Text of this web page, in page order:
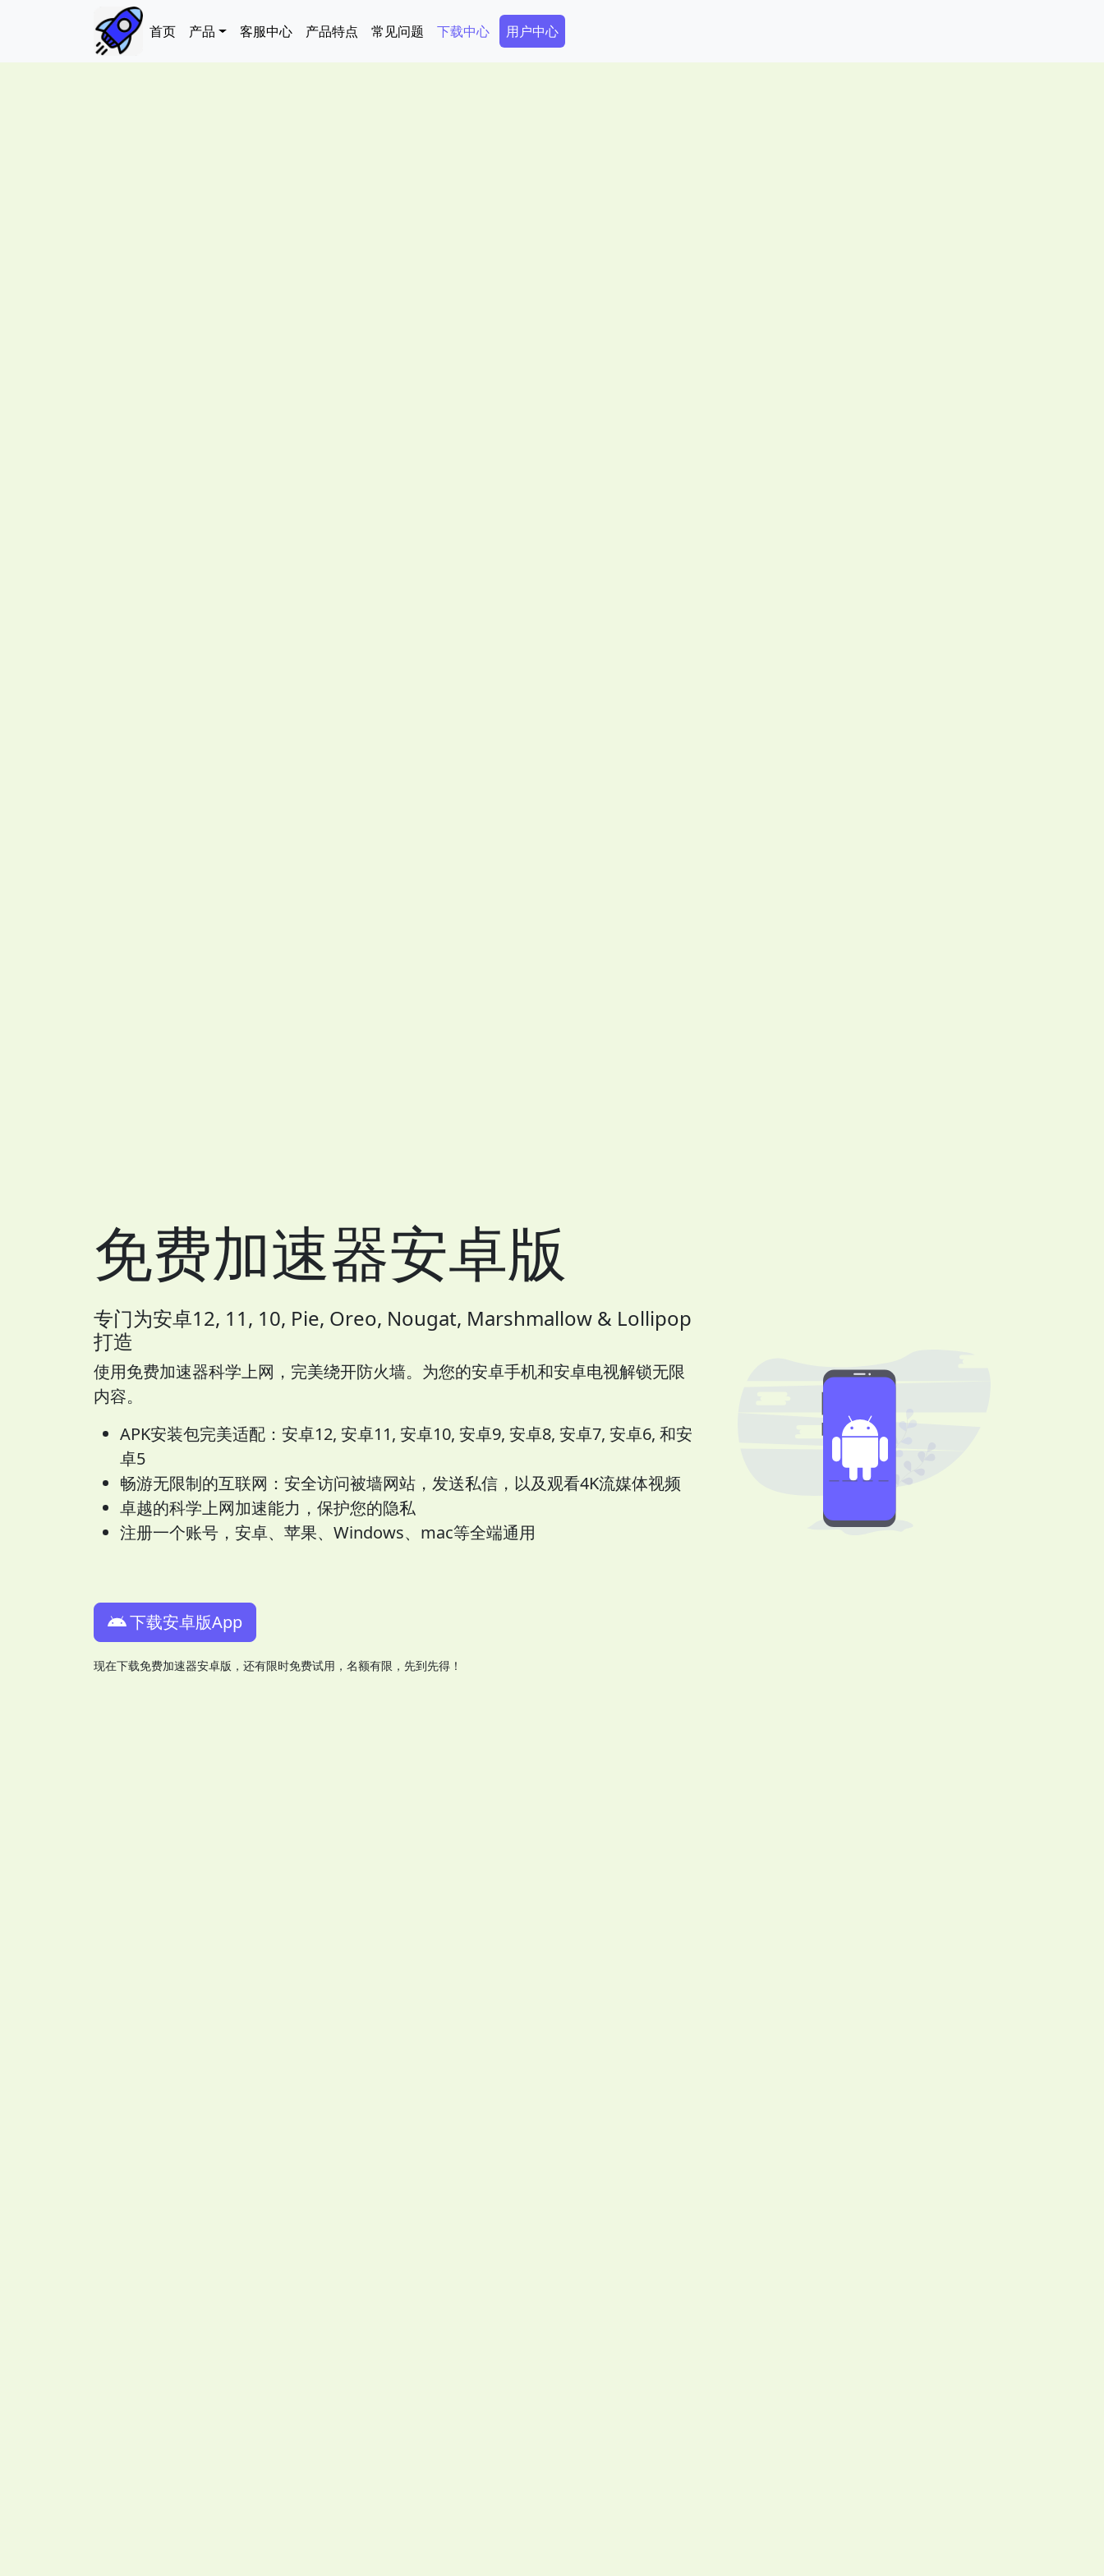
Main navigation
首页 产品 客服中心 产品特点 常见问题 下载中心 Secondary Menu
用户中心
免费加速器安卓版
专门为安卓12, 11, 10, Pie, Oreo, Nougat, Marshmallow & Lollipop
打造
使用免费加速器科学上网，完美绕开防火墙。为您的安卓手机和安卓电视解锁无限
内容。
APK安装包完美适配：安卓12, 安卓11, 安卓10, 安卓9, 安卓8, 安卓7, 安卓6, 和安
卓5
畅游无限制的互联网：安全访问被墙网站，发送私信，以及观看4K流媒体视频
卓越的科学上网加速能力，保护您的隐私
注册一个账号，安卓、苹果、Windows、mac等全端通用
下载安卓版App
现在下载免费加速器安卓版，还有限时免费试用，名额有限，先到先得！